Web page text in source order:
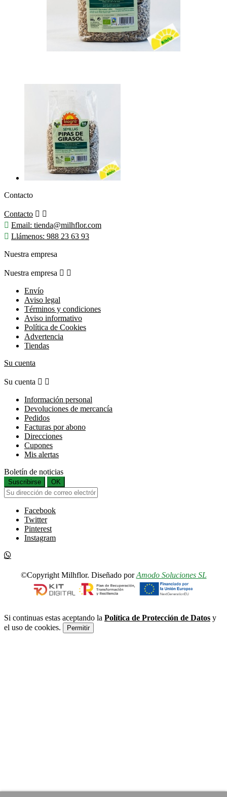
Contacto
Contacto  
 Email: tienda@milhflor.com
 Llámenos: 988 23 63 93
Nuestra empresa
Nuestra empresa  
Envío
Aviso legal
Términos y condiciones
Aviso informativo
Política de Cookies
Advertencia
Tiendas
Su cuenta
Su cuenta  
Información personal
Devoluciones de mercancía
Pedidos
Facturas por abono
Direcciones
Cupones
Mis alertas
Boletín de noticias
Suscribirse OK
Facebook
Twitter
Pinterest
Instagram
©Copyright Milhflor. Diseñado porAmodo Soluciones SL
Si continuas estas aceptando la Política de Protección de Datos y
el uso de cookies.
Permitir